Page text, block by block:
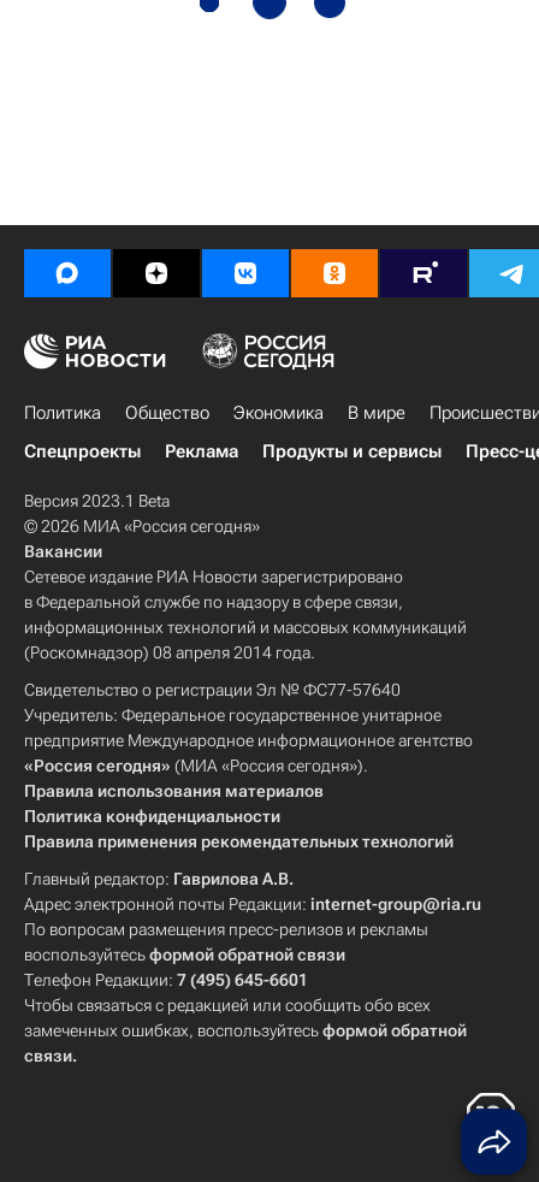
Политика Общество Экономика В мире
Спецпроекты
Реклама Продукты и сервисы Пресс-
Версия 2023.1 Beta
© 2026 МИА «Россия сегодня»
Вакансии
Сетевое издание РИА Новости зарегистрировано
в Федеральной службе по надзору в сфере связи,
информационных технологий и массовых коммуникаций
(Роскомнадзор) 08 апреля 2014 года.
Свидетельство о регистрации Эл № ФС77-57640
Учредитель: Федеральное государственное унитарное
предприятие Международное информационное агентство
«Россия сегодня» (МИА «Россия сегодня»).
Правила использования материалов
Политика конфиденциальности
Правила применения рекомендательных технологий
Главный редактор: Гаврилова А.В.
Адрес электронной почты Редакции: internet-group@ria.ru
По вопросам размещения пресс-релизов и рекламы
воспользуйтесьформой обратной связи
Телефон Редакции: 7 (495) 645-6601
Чтобы связаться с редакцией или сообщить обо всех
замеченных ошибках, воспользуйтесьформой обратной
связи.